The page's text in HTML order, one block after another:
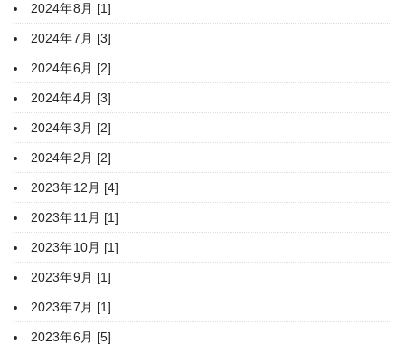
2024年8月 [1]
2024年7月 [3]
2024年6月 [2]
2024年4月 [3]
2024年3月 [2]
2024年2月 [2]
2023年12月 [4]
2023年11月 [1]
2023年10月 [1]
2023年9月 [1]
2023年7月 [1]
2023年6月 [5]